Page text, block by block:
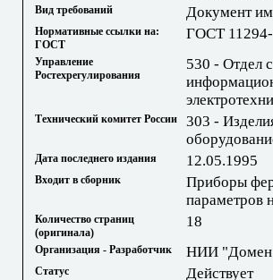
Вид требований Документ
Нормативные ссылки на:
ГОСТ
ГОСТ
Управление
Ростехрегулирования
530 - Отдел
Технический комитет России
303 -
Дата последнего издания 12.05.1995
Входит в сборник
Приборы
параметров
Количество страниц
(оригинала)
18
Организация - Разработчик НИИ
Статус Действует